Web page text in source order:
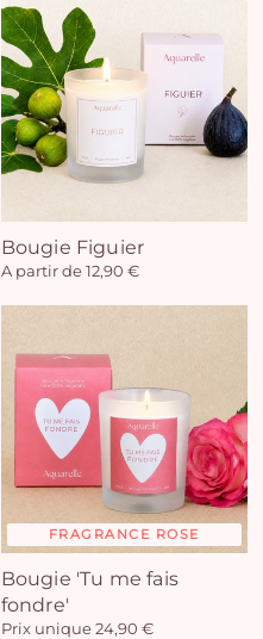
Bougie Figuier
A partir de 12,90 €
FRAGRANCE ROSE
Bougie 'Tu me fais
fondre'
Prix unique 24,90 €